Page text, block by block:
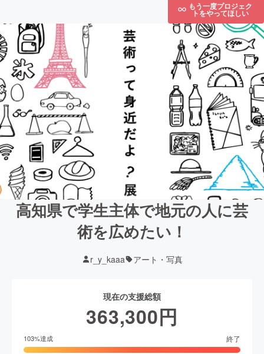
もう一度プロジェク
トをやってほしい
高知県で学生主体で地元の人に芸
術を広めたい！
r_y_kaaa アート・写真
現在の支援総額
363,300円
103%達成 終了